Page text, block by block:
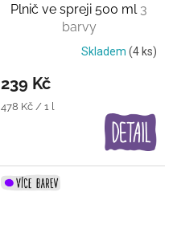
Plnič ve spreji 500 ml 3
barvy
Skladem (4 ks)
239 Kč
Měrná
478 Kč / 1 l